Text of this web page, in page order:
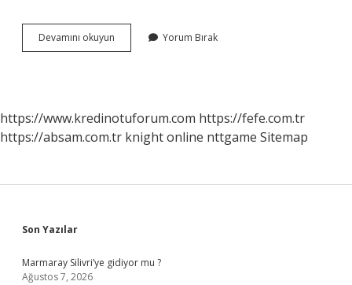
Devamını okuyun Artezyen
Kaynağı
Yorum Bırak
https://www.kredinotuforum.com https://fefe.com.tr
https://absam.com.tr knight online nttgame Sitemap
Sidebar
Son Yazılar
Marmaray Silivri’ye gidiyor mu ?
Ağustos 7, 2026